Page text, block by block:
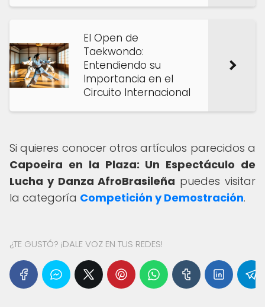
El Open de
Taekwondo:
Entendiendo su
Importancia en el
Circuito Internacional
Si quieres conocer otros artículos parecidos a
Capoeira en la Plaza: Un Espectáculo de
Lucha y Danza AfroBrasileña puedes visitar
la categoría Competición y Demostración.
¿TE GUSTÓ? ¡DALE VOZ EN TUS REDES!